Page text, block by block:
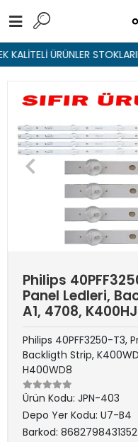
ÜRÜNLER
Philips
Panel Ledleri,
A1, 4708,
Philips 40PFF3250-T3,
Backligth Strip,
H400WD8
Ürün Kodu: JPN-403
Depo Yer Kodu: U7-B4
Barkod: 8682798431352